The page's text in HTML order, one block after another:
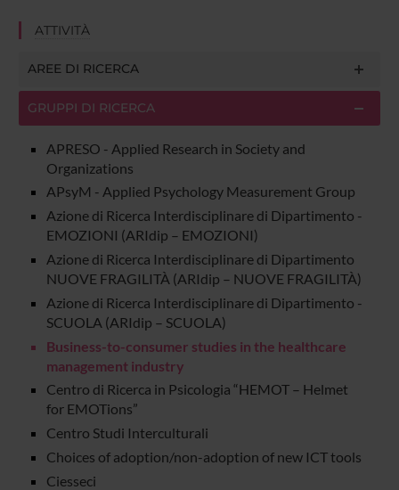
ATTIVITÀ
AREE DI RICERCA
GRUPPI DI RICERCA
APRESO - Applied Research in Society and
Organizations
APsyM - Applied Psychology Measurement Group
Azione di Ricerca Interdisciplinare di Dipartimento -
EMOZIONI (ARIdip – EMOZIONI)
Azione di Ricerca Interdisciplinare di Dipartimento
NUOVE FRAGILITÀ (ARIdip – NUOVE FRAGILITÀ)
Azione di Ricerca Interdisciplinare di Dipartimento -
SCUOLA (ARIdip – SCUOLA)
Business-to-consumer studies in the healthcare
management industry
Centro di Ricerca in Psicologia “HEMOT – Helmet
for EMOTions”
Centro Studi Interculturali
Choices of adoption/non-adoption of new ICT tools
Ciesseci